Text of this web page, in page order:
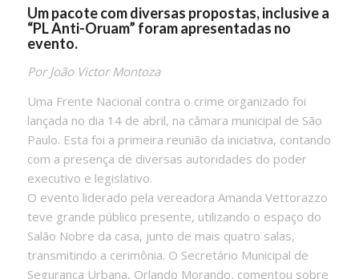
Um pacote com diversas propostas, inclusive a
“PL Anti-Oruam” foram apresentadas no
evento.
Por João Victor Montoza
Uma Frente Nacional contra o crime organizado foi
lançada no dia 14 de abril, na câmara municipal de São
Paulo. Esta foi a primeira reunião da iniciativa, contando
com a presença de diversas autoridades do poder
executivo e legislativo.
O evento liderado pela vereadora Amanda Vettorazzo
teve grande público presente, utilizando o espaço do
Salão Nobre da casa, junto de mais quatro salas,
transmitindo a cerimônia. O Secretário Municipal de
Segurança Urbana, Orlando Morando, comentou sobre